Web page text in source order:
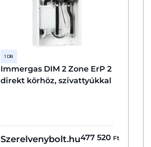
1 DB
Immergas DIM 2 Zone ErP 2
direkt körhöz, szivattyúkkal
Szerelvenybolt.hu477 520 Ft